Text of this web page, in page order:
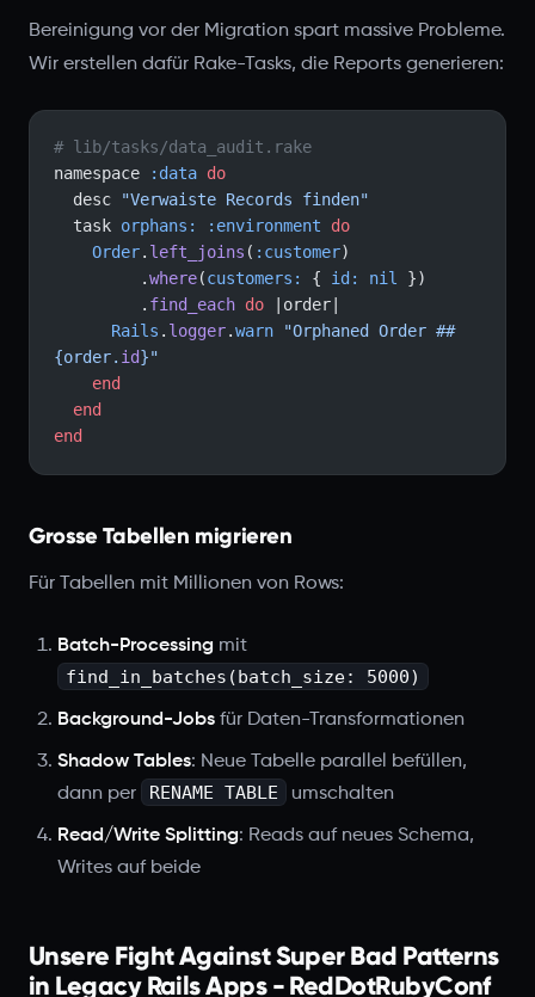
Bereinigung vor der Migration spart massive Probleme.
Wir erstellen dafür Rake-Tasks, die Reports generieren:
# lib/tasks/data_audit.rake
namespace
:data do
  desc
"Verwaiste Records finden"
  task
orphans: :environment do
    Order
. left_joins ( :customer)
         .
where(customers: { id: nil
})
         .
find_each do |order|
      Rails
. logger.warn "Orphaned Order ##
{order. id}"
    end
  end
end
Grosse Tabellen migrieren
Für Tabellen mit Millionen von Rows:
Batch-Processing mit
find_in_batches(batch_size: 5000)
Background-Jobs für Daten-Transformationen
Shadow Tables: Neue Tabelle parallel befüllen,
dann per
RENAME TABLE umschalten
Read/Write Splitting: Reads auf neues Schema,
Writes auf beide
Unsere Fight Against Super Bad Patterns
in Legacy Rails Apps - RedDotRubyConf